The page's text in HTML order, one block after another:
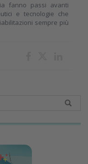
fanno passi avanti
e tecnologie che
sempre più